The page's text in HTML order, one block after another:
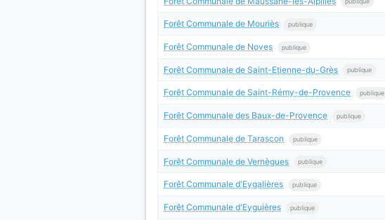
Forêt Communale de Mouriès publique
Forêt Communale de Noves publique
Forêt Communale de Saint-Etienne-du-Grès publique
Forêt Communale de Saint-Rémy-de-Provence publique
Forêt Communale des Baux-de-Provence publique
Forêt Communale de Tarascon publique
Forêt Communale de Vernègues publique
Forêt Communale d'Eygalières publique
Forêt Communale d'Eyguières publique